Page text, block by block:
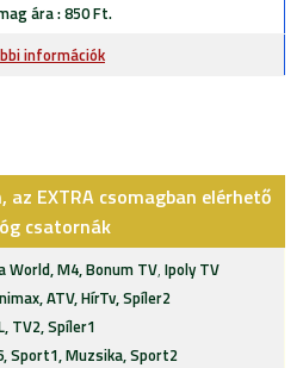
ára : 850 Ft.
információk
az EXTRA csomagban elérhető
csatornák
World, M4, Bonum TV, Ipoly TV
ATV, HírTv, Spíler2
TV2, Spíler1
Sport1, Muzsika, Sport2